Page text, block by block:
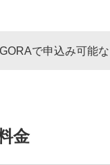
で申込み可能
金